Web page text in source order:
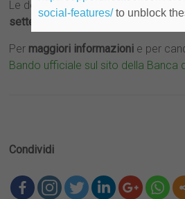
Le domande devono essere
settembre 2025 alle ore 16:00
Per maggiori informazioni e per
Bando ufficiale sul sito della Banca
Condividi
social-features/to unblock